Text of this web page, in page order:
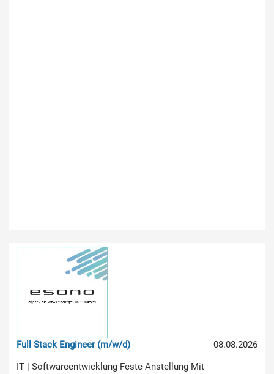
08.08.2026
Full Stack Engineer (m/w/d)
IT | Softwareentwicklung Feste Anstellung Mit